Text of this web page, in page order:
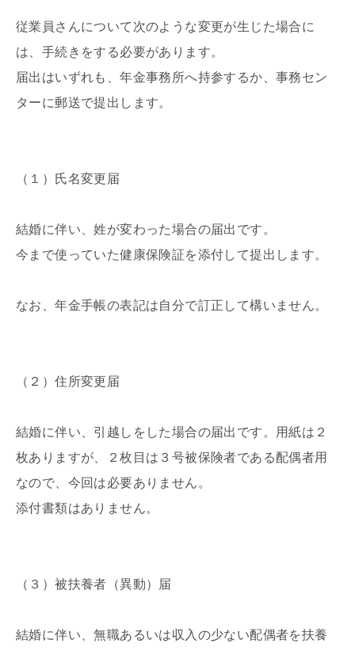
従業員さんについて次のような変更が生じた場合に
は、手続きをする必要があります。
届出はいずれも、年金事務所へ持参するか、事務セン
ターに郵送で提出します。
（１）氏名変更届
結婚に伴い、姓が変わった場合の届出です。
今まで使っていた健康保険証を添付して提出します。
なお、年金手帳の表記は自分で訂正して構いません。
（２）住所変更届
結婚に伴い、引越しをした場合の届出です。用紙は２
枚ありますが、２枚目は３号被保険者である配偶者用
なので、今回は必要ありません。
添付書類はありません。
（３）被扶養者（異動）届
結婚に伴い、無職あるいは収入の少ない配偶者を扶養